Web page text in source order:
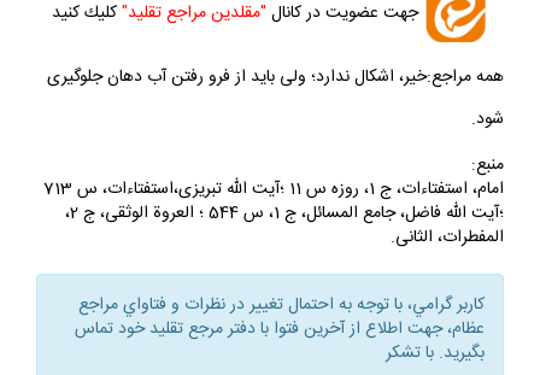
جهت عضويت در كانال "مقلدين مراجع تقليد"كليك كنيد
همه مراجع:خير، اشكال ندارد؛ ولى بايد از فرو رفتن آب دهان جلوگيرى
شود.
منبع:
امام، استفتاءات، ج 1، روزه س 11 ؛آيت الله تبريزى،استفتاءات، س 713
؛آيت الله فاضل، جامع المسائل، ج 1، س 544 ؛ العروة الوثقى، ج 2،
المفطرات، الثانى.
كاربر گرامي، با توجه به احتمال تغيير در نظرات و فتاواي مراجع
عظام، جهت اطلاع از آخرين فتوا با دفتر مرجع تقليد خود تماس
بگيريد. با تشكر